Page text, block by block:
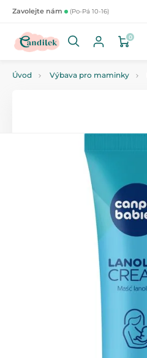
Zavolejte nám (Po-Pá 10-16)
0
Úvod Výbava pro maminky